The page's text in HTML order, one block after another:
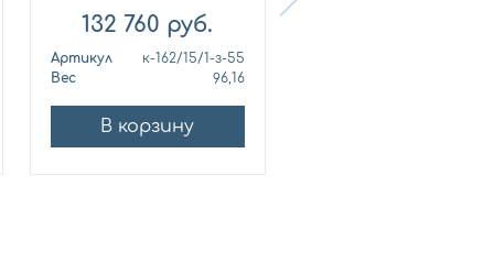
132 760 руб.
Артикул
к-162/15/1-з-55
Вес
96,16
В корзину